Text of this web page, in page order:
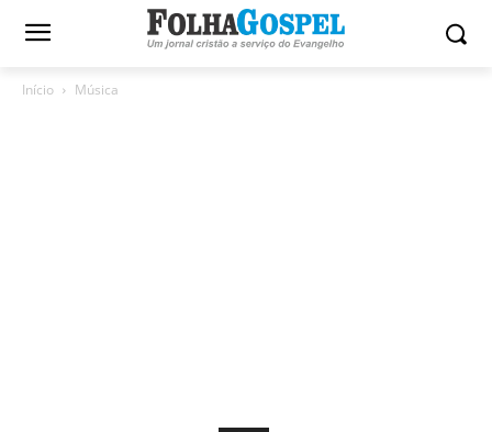
Início Música